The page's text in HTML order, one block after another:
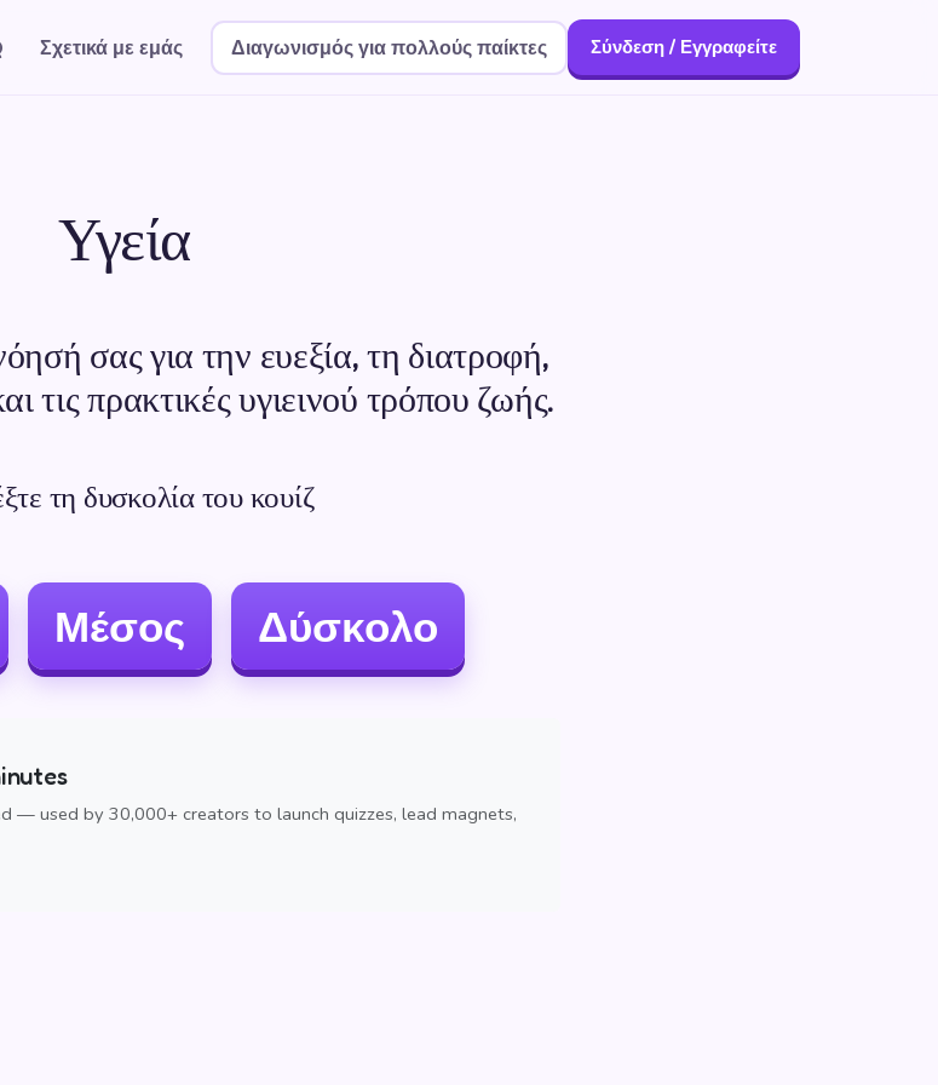
Σχετικά με εμάς Διαγωνισμός για πολλούς παίκτες Σύνδεση / Εγγραφείτε
Υγεία
σας για την ευεξία, τη διατροφή,
τις πρακτικές υγιεινού τρόπου ζωής.
τη δυσκολία του κουίζ
Μέσος Δύσκολο
— used by 30,000+ creators to launch quizzes, lead magnets,